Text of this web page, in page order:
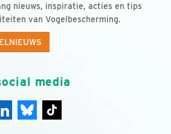
nieuws, inspiratie, acties en tips
van Vogelbescherming.
media